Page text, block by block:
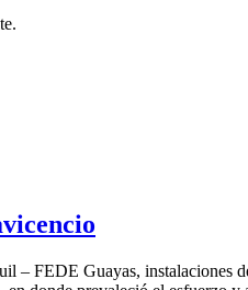
– FEDE Guayas,